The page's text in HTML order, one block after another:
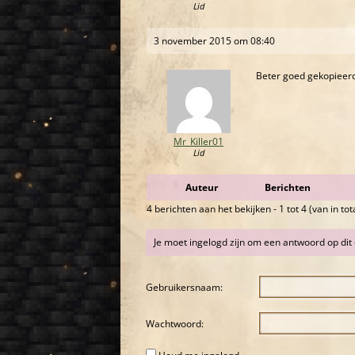
Lid
3 november 2015 om 08:40
Mr_Killer01
Lid
Beter goed
Auteur
Berichten
4 berichten aan het bekijken - 1 tot 4 (van in
Je moet ingelogd zijn om een antwoord op
Gebruikersnaam:
Wachtwoord: